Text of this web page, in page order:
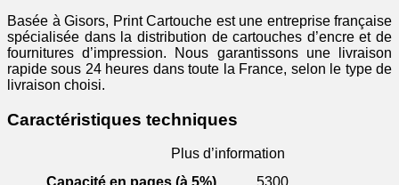
Basée à Gisors, Print Cartouche est une entreprise française
spécialisée dans la distribution de cartouches d’encre et de
fournitures d’impression. Nous garantissons une livraison
rapide sous 24 heures dans toute la France, selon le type de
livraison choisi.
Caractéristiques techniques
Plus d’information